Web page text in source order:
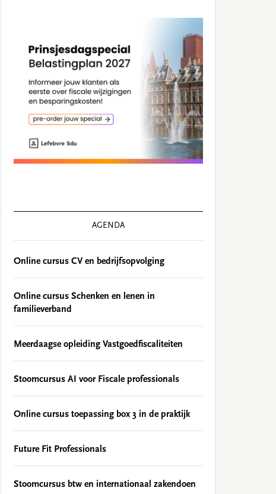
AGENDA
Online cursus CV en bedrijfsopvolging
Online cursus Schenken en lenen in
familieverband
Meerdaagse opleiding Vastgoedfiscaliteiten
Stoomcursus AI voor Fiscale professionals
Online cursus toepassing box 3 in de praktijk
Future Fit Professionals
Stoomcursus btw en internationaal zakendoen